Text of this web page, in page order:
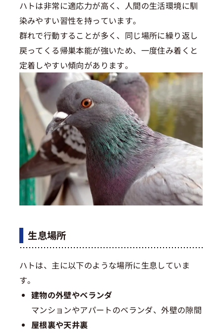
ハトは非常に適応力が高く、人間の生活環境に馴
染みやすい習性を持っています。
群れで行動することが多く、同じ場所に繰り返し
戻ってくる帰巣本能が強いため、一度住み着くと
定着しやすい傾向があります。
生息場所
ハトは、主に以下のような場所に生息していま
す。
建物の外壁やベランダ
マンションやアパートのベランダ、外壁の隙間
屋根裏や天井裏